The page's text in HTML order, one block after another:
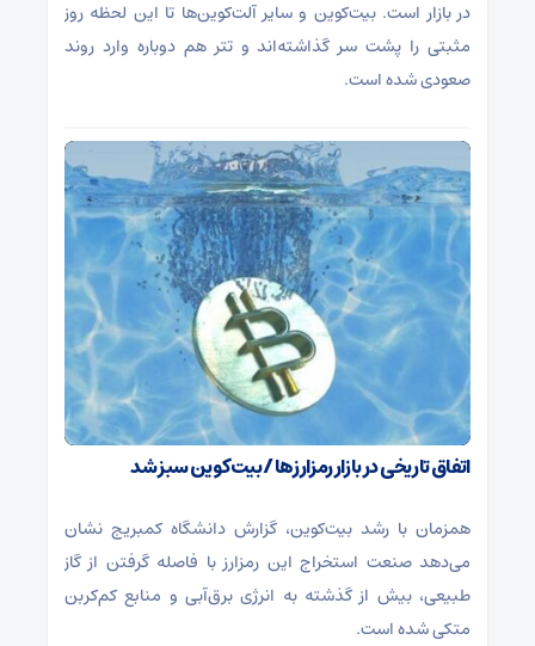
در بازار است. بیت‌کوین و سایر آلت‌کوین‌ها تا این لحظه روز
مثبتی را پشت سر گذاشته‌اند و تتر هم دوباره وارد روند
صعودی شده است.
اتفاق تاریخی در بازار رمزارزها / بیت‌کوین سبز شد
همزمان با رشد بیت‌کوین، گزارش دانشگاه کمبریج نشان
می‌دهد صنعت استخراج این رمزارز با فاصله گرفتن از گاز
طبیعی، بیش از گذشته به انرژی برق‌آبی و منابع کم‌کربن
متکی شده است.